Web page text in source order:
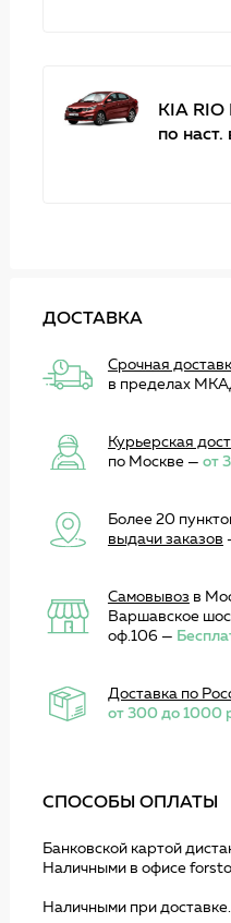
KIA RIO
по наст.
ДОСТАВКА
Срочная
в пределах
Курьерская
по Москве — от
Более 20
выдачи заказов
Самовывоз в
Варшавское
оф.106 —
Доставка по
от 300 до 1000
СПОСОБЫ ОПЛАТЫ
Банковской картой
Наличными в офисе
Наличными при доставке.